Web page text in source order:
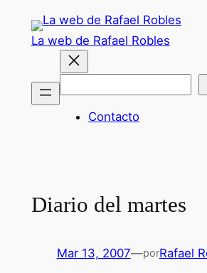
contenido
La web de Rafael Robles
Buscar
Contacto
Diario del martes
Mar 13, 2007—porRafael